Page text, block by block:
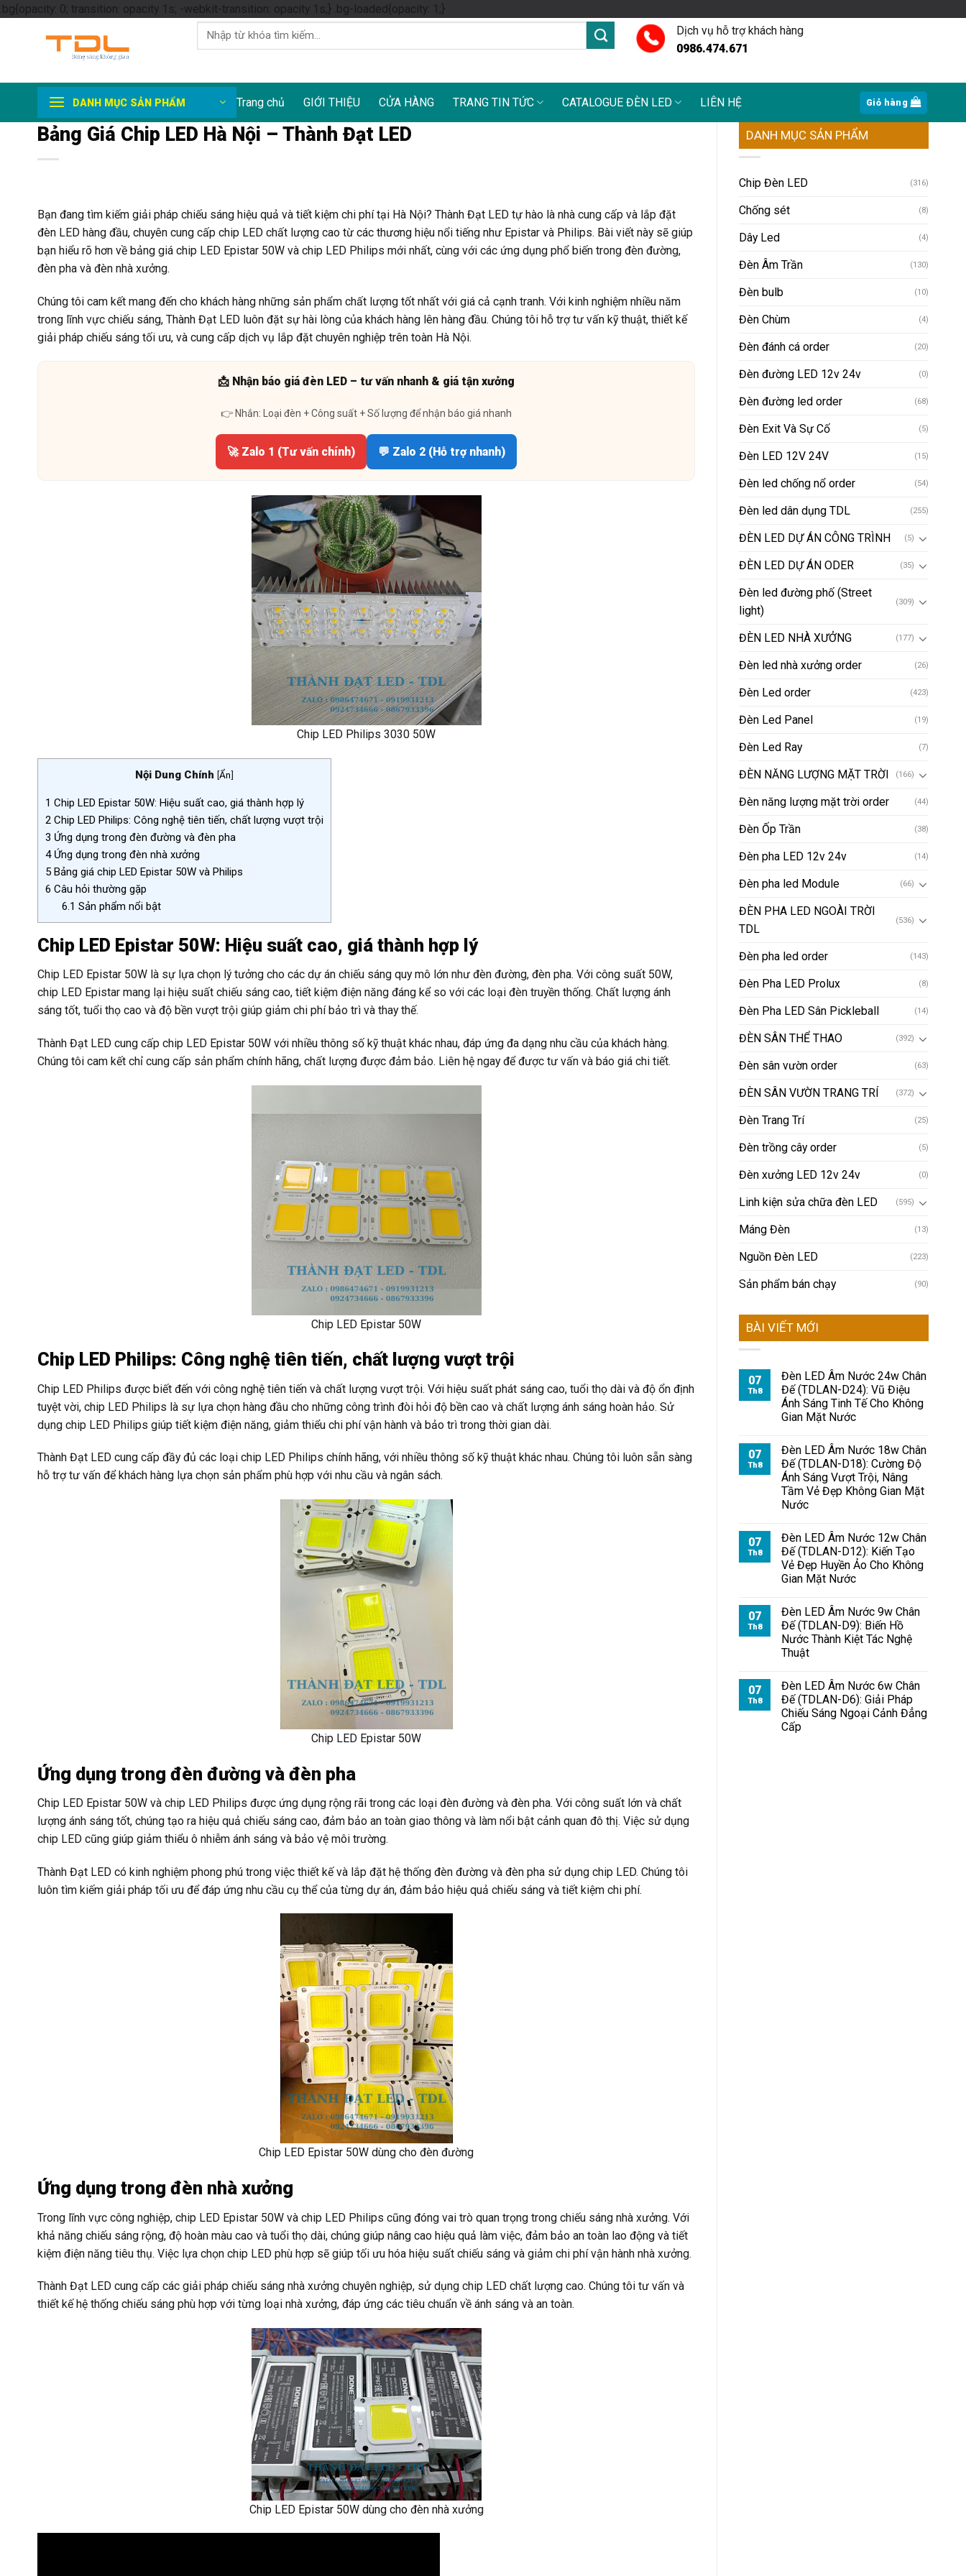
.bg{opacity: 0; transition: opacity 1s; -webkit-transition: opacity 1s;} .bg-loaded{opacity: 1;}Skip
to
Tìm
kiếm:
Dịch vụ hỗ trợ khách hàng
0986.474.671
DANH MỤC SẢN PHẨM Trang chủ GIỚI THIỆU CỬA HÀNG TRANG TIN TỨC CATALOGUE ĐÈN LED LIÊN HỆ Giỏ hàng
Bảng Giá Chip LED Hà Nội – Thành Đạt LED
Bạn đang tìm kiếm giải pháp chiếu sáng hiệu quả và tiết kiệm chi phí tại Hà Nội? Thành Đạt LED tự hào là nhà cung cấp và lắp đặt
đèn LED hàng đầu, chuyên cung cấp chip LED chất lượng cao từ các thương hiệu nổi tiếng như Epistar và Philips. Bài viết này sẽ giúp
bạn hiểu rõ hơn về bảng giá chip LED Epistar 50W và chip LED Philips mới nhất, cùng với các ứng dụng phổ biến trong đèn đường,
đèn pha và đèn nhà xưởng.
Chúng tôi cam kết mang đến cho khách hàng những sản phẩm chất lượng tốt nhất với giá cả cạnh tranh. Với kinh nghiệm nhiều năm
trong lĩnh vực chiếu sáng, Thành Đạt LED luôn đặt sự hài lòng của khách hàng lên hàng đầu. Chúng tôi hỗ trợ tư vấn kỹ thuật, thiết kế
giải pháp chiếu sáng tối ưu, và cung cấp dịch vụ lắp đặt chuyên nghiệp trên toàn Hà Nội.
📩 Nhận báo giá đèn LED – tư vấn nhanh & giá tận xưởng
👉 Nhắn: Loại đèn + Công suất + Số lượng để nhận báo giá nhanh
🚀 Zalo 1 (Tư vấn chính) 💬 Zalo 2 (Hỗ trợ nhanh)
Chip LED Philips 3030 50W
Nội Dung Chính [Ẩn]
1 Chip LED Epistar 50W: Hiệu suất cao, giá thành hợp lý
2 Chip LED Philips: Công nghệ tiên tiến, chất lượng vượt trội
3 Ứng dụng trong đèn đường và đèn pha
4Ứng dụng trong đèn nhà xưởng
5 Bảng giá chip LED Epistar 50W và Philips
6 Câu hỏi thường gặp
6.1 Sản phẩm nổi bật
Chip LED Epistar 50W: Hiệu suất cao, giá thành hợp lý
Chip LED Epistar 50W là sự lựa chọn lý tưởng cho các dự án chiếu sáng quy mô lớn như đèn đường, đèn pha. Với công suất 50W,
chip LED Epistar mang lại hiệu suất chiếu sáng cao, tiết kiệm điện năng đáng kể so với các loại đèn truyền thống. Chất lượng ánh
sáng tốt, tuổi thọ cao và độ bền vượt trội giúp giảm chi phí bảo trì và thay thế.
Thành Đạt LED cung cấp chip LED Epistar 50W với nhiều thông số kỹ thuật khác nhau, đáp ứng đa dạng nhu cầu của khách hàng.
Chúng tôi cam kết chỉ cung cấp sản phẩm chính hãng, chất lượng được đảm bảo. Liên hệ ngay để được tư vấn và báo giá chi tiết.
Chip LED Epistar 50W
Chip LED Philips: Công nghệ tiên tiến, chất lượng vượt trội
Chip LED Philips được biết đến với công nghệ tiên tiến và chất lượng vượt trội. Với hiệu suất phát sáng cao, tuổi thọ dài và độ ổn định
tuyệt vời, chip LED Philips là sự lựa chọn hàng đầu cho những công trình đòi hỏi độ bền cao và chất lượng ánh sáng hoàn hảo. Sử
dụng chip LED Philips giúp tiết kiệm điện năng, giảm thiểu chi phí vận hành và bảo trì trong thời gian dài.
Thành Đạt LED cung cấp đầy đủ các loại chip LED Philips chính hãng, với nhiều thông số kỹ thuật khác nhau. Chúng tôi luôn sẵn sàng
hỗ trợ tư vấn để khách hàng lựa chọn sản phẩm phù hợp với nhu cầu và ngân sách.
Chip LED Epistar 50W
Ứng dụng trong đèn đường và đèn pha
Chip LED Epistar 50W và chip LED Philips được ứng dụng rộng rãi trong các loại đèn đường và đèn pha. Với công suất lớn và chất
lượng ánh sáng tốt, chúng tạo ra hiệu quả chiếu sáng cao, đảm bảo an toàn giao thông và làm nổi bật cảnh quan đô thị. Việc sử dụng
chip LED cũng giúp giảm thiểu ô nhiễm ánh sáng và bảo vệ môi trường.
Thành Đạt LED có kinh nghiệm phong phú trong việc thiết kế và lắp đặt hệ thống đèn đường và đèn pha sử dụng chip LED. Chúng tôi
luôn tìm kiếm giải pháp tối ưu để đáp ứng nhu cầu cụ thể của từng dự án, đảm bảo hiệu quả chiếu sáng và tiết kiệm chi phí.
Chip LED Epistar 50W dùng cho đèn đường
Ứng dụng trong đèn nhà xưởng
Trong lĩnh vực công nghiệp, chip LED Epistar 50W và chip LED Philips cũng đóng vai trò quan trọng trong chiếu sáng nhà xưởng. Với
khả năng chiếu sáng rộng, độ hoàn màu cao và tuổi thọ dài, chúng giúp nâng cao hiệu quả làm việc, đảm bảo an toàn lao động và tiết
kiệm điện năng tiêu thụ. Việc lựa chọn chip LED phù hợp sẽ giúp tối ưu hóa hiệu suất chiếu sáng và giảm chi phí vận hành nhà xưởng.
Thành Đạt LED cung cấp các giải pháp chiếu sáng nhà xưởng chuyên nghiệp, sử dụng chip LED chất lượng cao. Chúng tôi tư vấn và
thiết kế hệ thống chiếu sáng phù hợp với từng loại nhà xưởng, đáp ứng các tiêu chuẩn về ánh sáng và an toàn.
Chip LED Epistar 50W dùng cho đèn nhà xưởng
DANH MỤC SẢN PHẨM
Chip Đèn LED (316)
Chống sét (8)
Dây Led (4)
Đèn Âm Trần (130)
Đèn bulb (10)
Đèn Chùm (4)
Đèn đánh cá order (20)
Đèn đường LED 12v 24v (0)
Đèn đường led order (68)
Đèn Exit Và Sự Cố (5)
Đèn LED 12V 24V (15)
Đèn led chống nổ order (54)
Đèn led dân dụng TDL (255)
ĐÈN LED DỰ ÁN CÔNG TRÌNH (5)
ĐÈN LED DỰ ÁN ODER (35)
Đèn led đường phố (Street
light)
(309)
ĐÈN LED NHÀ XƯỞNG (177)
Đèn led nhà xưởng order (26)
Đèn Led order (423)
Đèn Led Panel (19)
Đèn Led Ray (7)
ĐÈN NĂNG LƯỢNG MẶT TRỜI (166)
Đèn năng lượng mặt trời order (44)
Đèn Ốp Trần (38)
Đèn pha LED 12v 24v (14)
Đèn pha led Module (66)
ĐÈN PHA LED NGOÀI TRỜI
TDL
(536)
Đèn pha led order (143)
Đèn Pha LED Prolux (8)
Đèn Pha LED Sân Pickleball (14)
ĐÈN SÂN THỂ THAO (392)
Đèn sân vườn order (63)
ĐÈN SÂN VƯỜN TRANG TRÍ (372)
Đèn Trang Trí (25)
Đèn trồng cây order (5)
Đèn xưởng LED 12v 24v (0)
Linh kiện sửa chữa đèn LED (595)
Máng Đèn (13)
Nguồn Đèn LED (223)
Sản phẩm bán chạy (90)
BÀI VIẾT MỚI
07
Th8
Đèn LED Âm Nước 24w Chân
Đế (TDLAN-D24): Vũ Điệu
Ánh Sáng Tinh Tế Cho Không
Gian Mặt Nước
07
Th8
Đèn LED Âm Nước 18w Chân
Đế (TDLAN-D18): Cường Độ
Ánh Sáng Vượt Trội, Nâng
Tầm Vẻ Đẹp Không Gian Mặt
Nước
07
Th8
Đèn LED Âm Nước 12w Chân
Đế (TDLAN-D12): Kiến Tạo
Vẻ Đẹp Huyền Ảo Cho Không
Gian Mặt Nước
07
Th8
Đèn LED Âm Nước 9w Chân
Đế (TDLAN-D9): Biến Hồ
Nước Thành Kiệt Tác Nghệ
Thuật
07
Th8
Đèn LED Âm Nước 6w Chân
Đế (TDLAN-D6): Giải Pháp
Chiếu Sáng Ngoại Cảnh Đẳng
Cấp